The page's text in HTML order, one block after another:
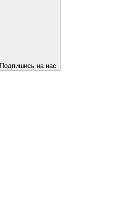
Подпишись на нас